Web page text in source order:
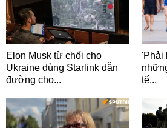
Elon Musk từ chối cho
Ukraine dùng Starlink dẫn
đường cho...
'Phải
tế...